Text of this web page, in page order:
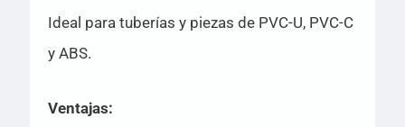
Ideal para tuberías y piezas de PVC-U, PVC-C
y ABS.
Ventajas: